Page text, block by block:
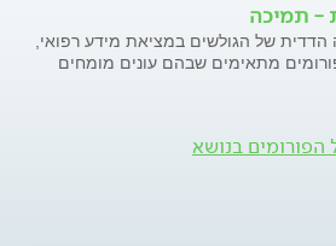
- תמיכה
של הגולשים במציאת מידע רפואי,
מתאימים שבהם עונים מומחים
הפורומים בנושא